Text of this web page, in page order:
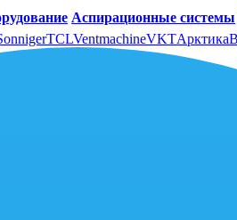
Аспирационные системы
TCLVentmachineVKTАрктика